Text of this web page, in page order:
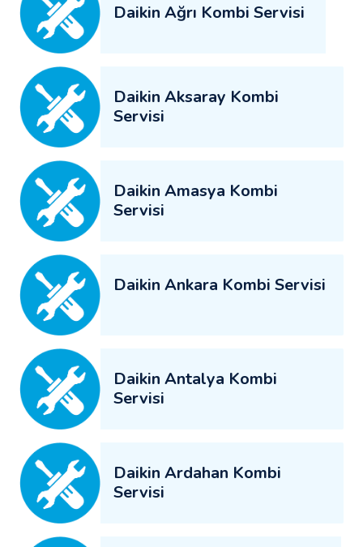
Daikin Ağrı Kombi Servisi
Daikin Aksaray Kombi
Servisi
Daikin Amasya Kombi
Servisi
Daikin Ankara Kombi Servisi
Daikin Antalya Kombi
Servisi
Daikin Ardahan Kombi
Servisi